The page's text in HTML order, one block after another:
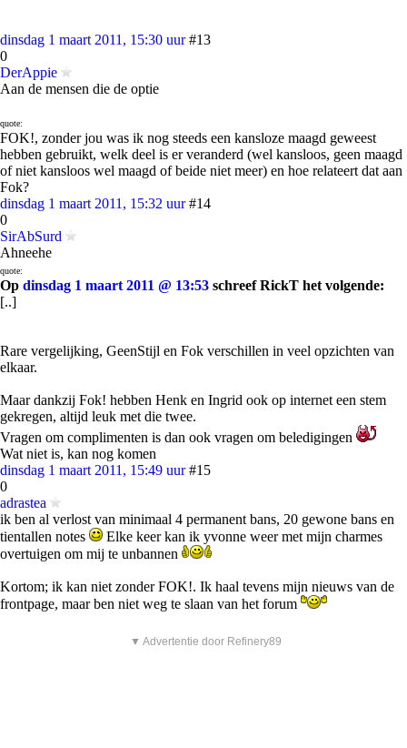
dinsdag 1 maart 2011, 15:30 uur #13
0
DerAppie
Aan de mensen die de optie
quote:
FOK!, zonder jou was ik nog steeds een kansloze maagd geweest
hebben gebruikt, welk deel is er veranderd (wel kansloos, geen maagd
of niet kansloos wel maagd of beide niet meer) en hoe relateert dat aan
Fok?
dinsdag 1 maart 2011, 15:32 uur #14
0
SirAbSurd
Ahneehe
quote:
Op dinsdag 1 maart 2011 @ 13:53 schreef RickT het volgende:
[..]
Rare vergelijking, GeenStijl en Fok verschillen in veel opzichten van
elkaar.
Maar dankzij Fok! hebben Henk en Ingrid ook op internet een stem
gekregen, altijd leuk met die twee.
Vragen om complimenten is dan ook vragen om beledigingen
Wat niet is, kan nog komen
dinsdag 1 maart 2011, 15:49 uur #15
0
adrastea
ik ben al verlost van minimaal 4 permanent bans, 20 gewone bans en
tientallen notes
Elke keer kan ik yvonne weer met mijn charmes
overtuigen om mij te unbannen
Kortom; ik kan niet zonder FOK!. Ik haal tevens mijn nieuws van de
frontpage, maar ben niet weg te slaan van het forum
▼ Advertentie door Refinery89